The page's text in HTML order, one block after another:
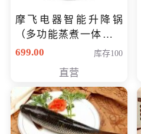
摩飞电器智能升降锅
（多功能蒸煮一体锅）
（智能升降养生锅） 会
699.00 库存100
直营